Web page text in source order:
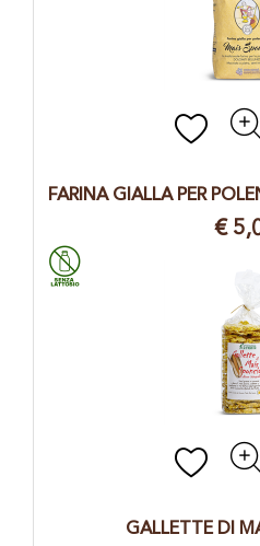
FARINA GIALLA PER
€
GALLETTE DI